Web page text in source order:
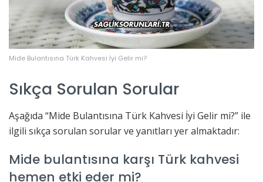
Mide Bulantısına Türk Kahvesi İyi Gelir mi?
Sıkça Sorulan Sorular
Aşağıda “Mide Bulantısına Türk Kahvesi İyi Gelir mi?” ile
ilgili sıkça sorulan sorular ve yanıtları yer almaktadır:
Mide bulantısına karşı Türk kahvesi
hemen etki eder mi?